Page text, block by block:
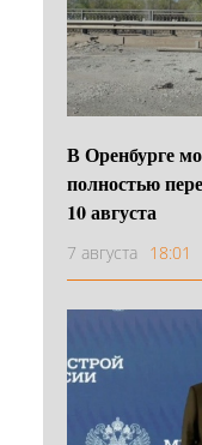
В Оренбурге
полностью
10 августа
7 августа 18:01